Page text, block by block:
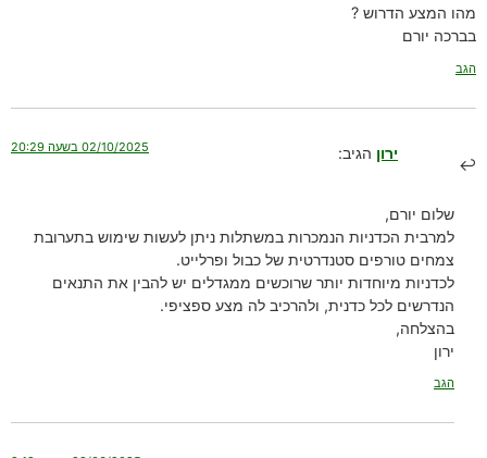
מהו המצע הדרוש ?
בברכה יורם
הגב
ירון הגיב: 02/10/2025 בשעה 20:29
שלום יורם,
למרבית הכדניות הנמכרות במשתלות ניתן לעשות שימוש בתערובת
צמחים טורפים סטנדרטית של כבול ופרלייט.
לכדניות מיוחדות יותר שרוכשים ממגדלים יש להבין את התנאים
הנדרשים לכל כדנית, ולהרכיב לה מצע ספציפי.
בהצלחה,
ירון
הגב